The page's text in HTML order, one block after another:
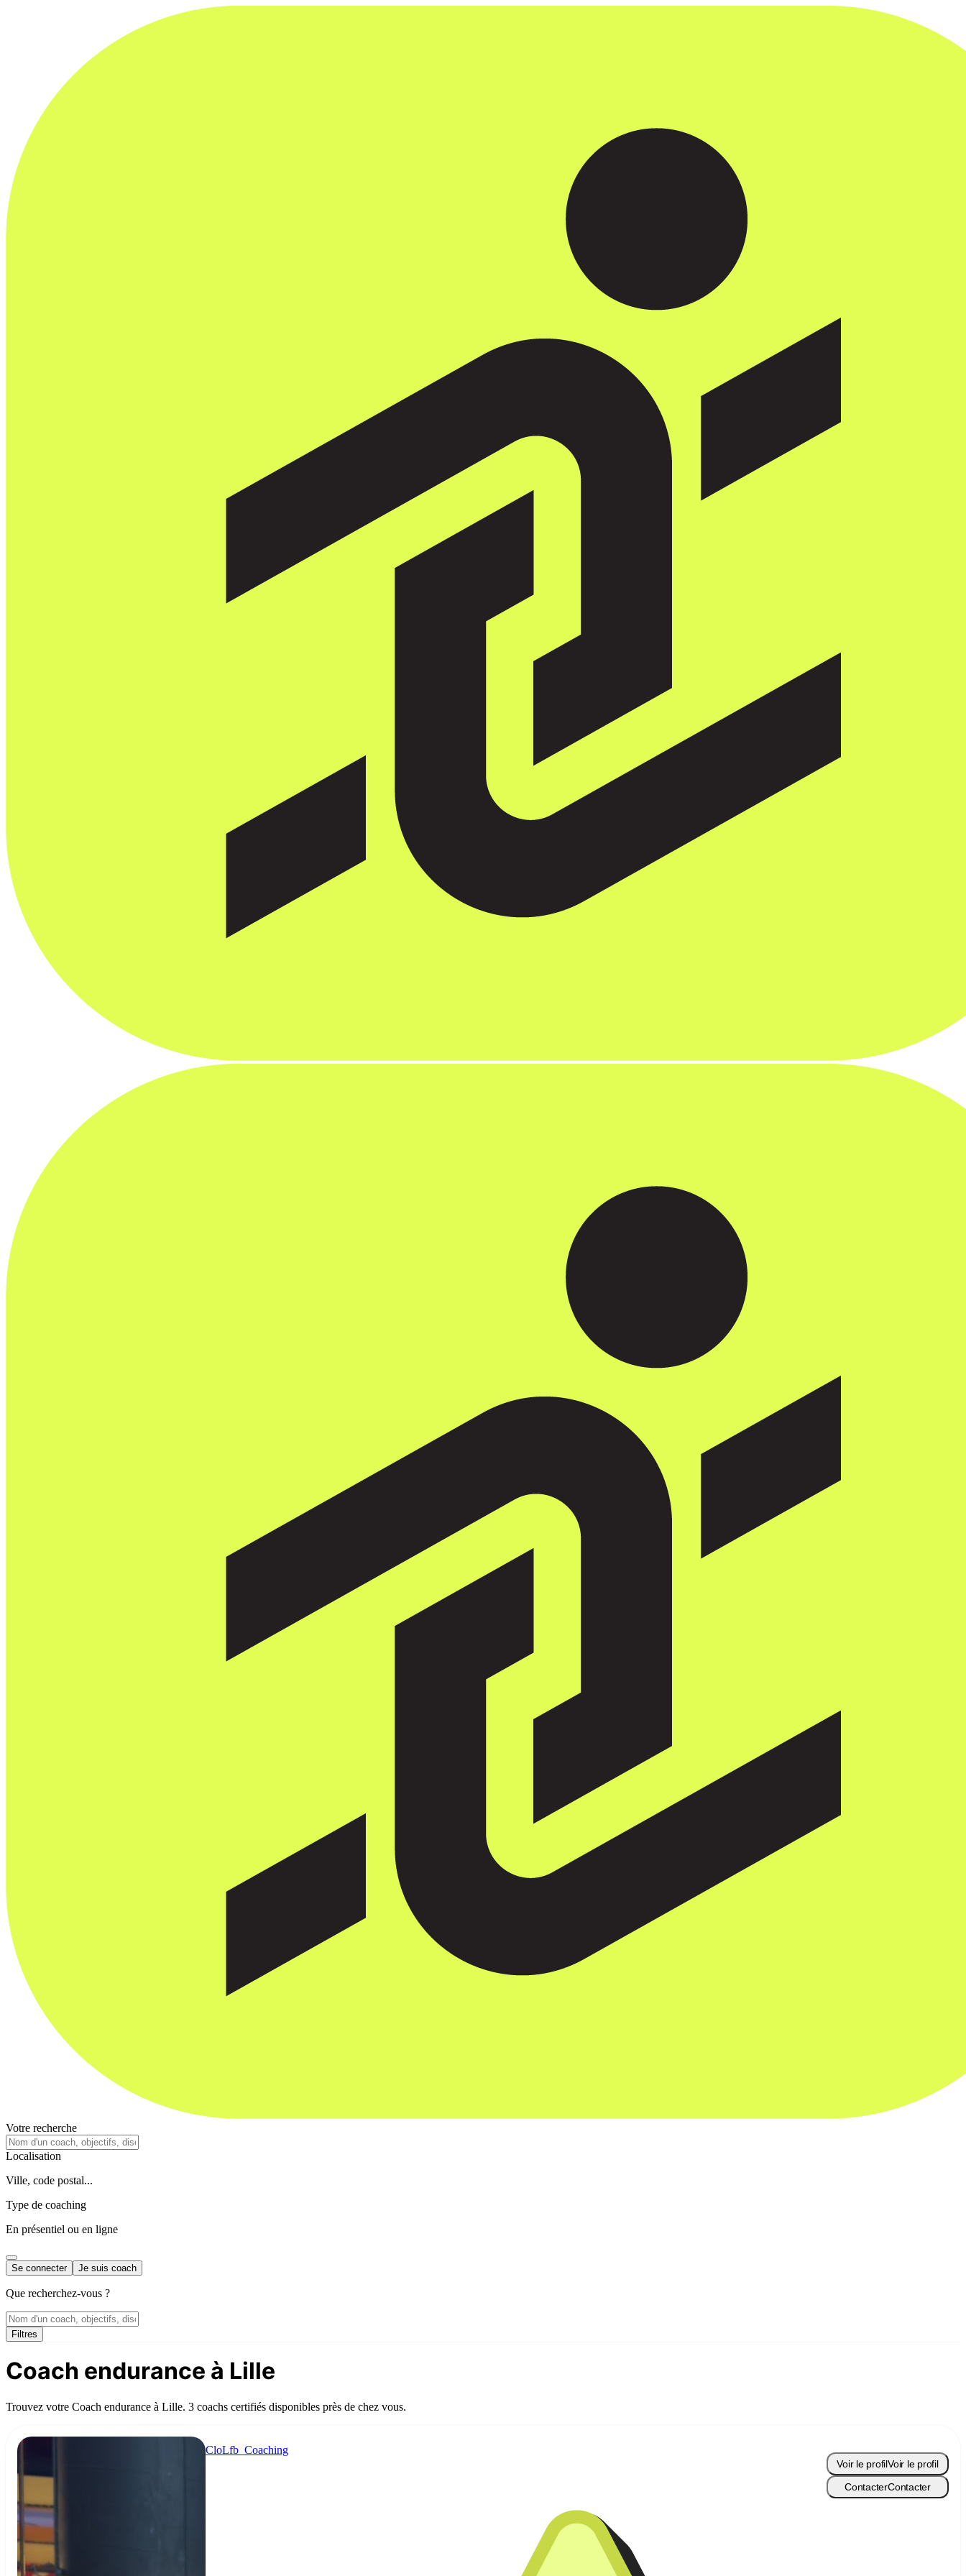
Votre recherche
Localisation
Ville, code postal...
Type de coaching
En présentiel ou en ligne
Se connecter Je suis coach
Que recherchez-vous ?
Filtres
Coach endurance à Lille
Trouvez votre Coach endurance à Lille. 3 coachs certifiés disponibles près de chez vous.
CloLfb_Coaching
Voir le profilVoir le profil
ContacterContacter